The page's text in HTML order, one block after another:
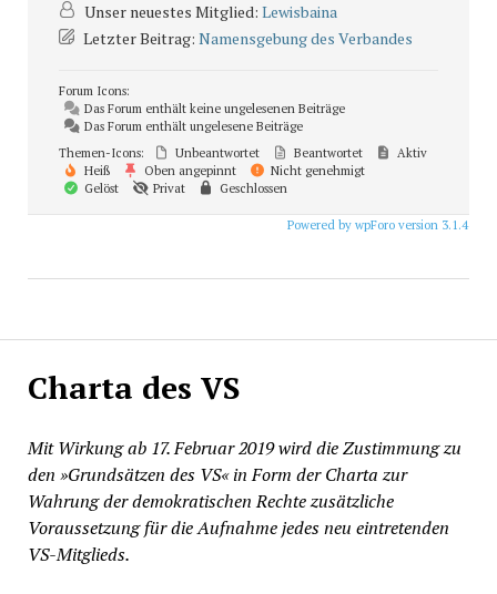
Charta des VS
Mit Wirkung ab 17. Februar 2019 wird die Zustimmung zu
den »Grundsätzen des VS« in Form der Charta zur
Wahrung der demokratischen Rechte zusätzliche
Voraussetzung für die Aufnahme jedes neu eintretenden
VS-Mitglieds.
Unser neuestes Mitglied: Lewisbaina
Letzter Beitrag: Namensgebung des Verbandes
Forum Icons:
Das Forum enthält keine ungelesenen Beiträge
Das Forum enthält ungelesene Beiträge
Themen-Icons:
Unbeantwortet Beantwortet
Aktiv
Heiß
Oben angepinnt
Nicht genehmigt
Gelöst
Privat Geschlossen
Powered by wpForo version 3.1.4